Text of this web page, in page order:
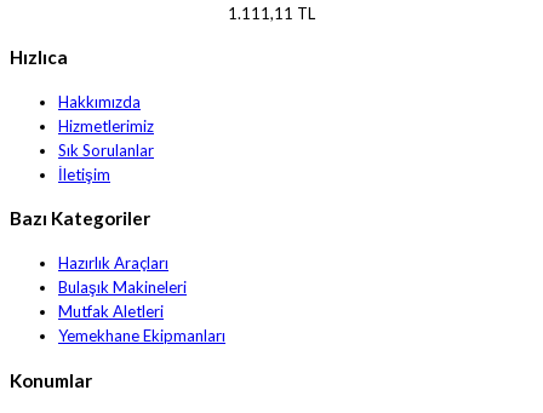
1.111,11 TL
Hızlıca
Hakkımızda
Hizmetlerimiz
Sık Sorulanlar
İletişim
Bazı Kategoriler
Hazırlık Araçları
Bulaşık Makineleri
Mutfak Aletleri
Yemekhane Ekipmanları
Konumlar